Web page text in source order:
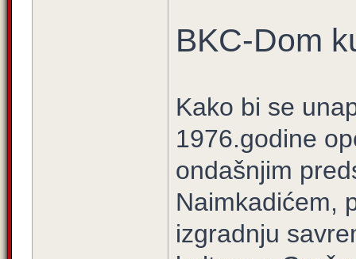
BKC-Dom
Kako bi se
1976.godine
ondašnjim
Naimkadićem,
izgradnju